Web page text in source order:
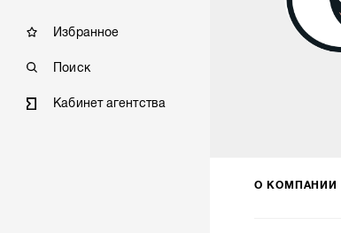
Избранное
Поиск
Кабинет агентства
КОНСАЛТИНГ
О КОМПАНИИ